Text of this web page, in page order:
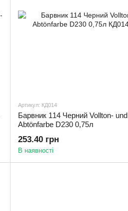
Артикул: КД014
Барвник 114 Черний Vollton- und
Abtönfarbe D230 0,75л
253.40 грн
В наявності